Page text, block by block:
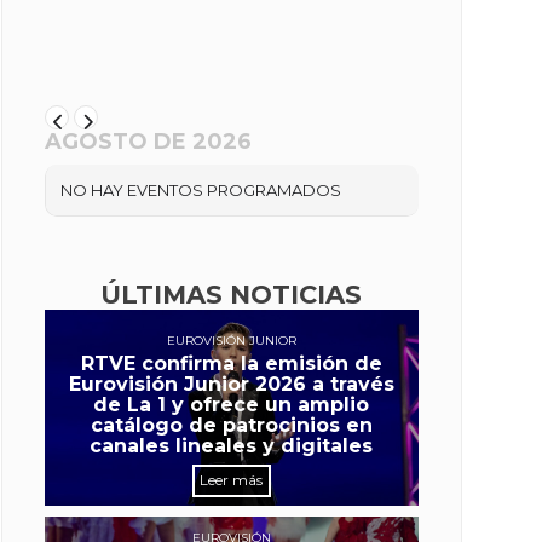
AGOSTO DE 2026
NO HAY EVENTOS PROGRAMADOS
ÚLTIMAS NOTICIAS
EUROVISIÓN JUNIOR
RTVE confirma la emisión de
Eurovisión Junior 2026 a través
de La 1 y ofrece un amplio
catálogo de patrocinios en
canales lineales y digitales
Leer más
EUROVISIÓN